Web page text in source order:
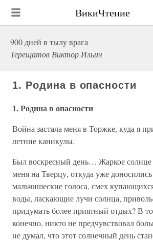
ВикиЧтение
900 дней в тылу врага
Терещатов Виктор Ильич
1. Родина в опасности
1. Родина в опасности
Война застала меня в Торжке, куда я
летние каникулы.
Был воскресный день… Жаркое солнце
меня на Тверцу, откуда уже
мальчишеские голоса, смех
воды, ласкающие лучи солнца,
придумать более приятный отдых? В
конечно, никто не предчувствовал
не думал, что этот солнечный день